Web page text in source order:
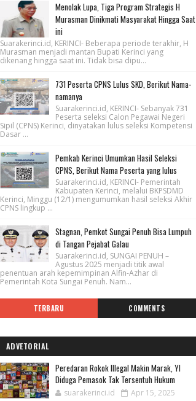
Menolak Lupa, Tiga Program Strategis H
Murasman Dinikmati Masyarakat Hingga Saat
ini
Suarakerinci.id, KERINCI- Beberapa periode terakhir, H
Murasman menjadi mantan Bupati Kerinci yang
dikenang hingga saat ini. Tidak bisa dipu...
731 Peserta CPNS Lulus SKD, Berikut Nama-
namanya
Suarakerinci.id, KERINCI- Sebanyak 731
Peserta seleksi Calon Pegawai Negeri
Sipil (CPNS) Kerinci, dinyatakan lulus seleksi Kompetensi
Dasar ...
Pemkab Kerinci Umumkan Hasil Seleksi
CPNS, Berikut Nama Peserta yang lulus
Suarakerinci.id, KERINCI- Pemerintah
Kabupaten Kerinci, melalui BKPSDMD
Kerinci, Minggu (12/1) mengumumkan hasil seleksi Akhir
CPNS lingkup ...
Stagnan, Pemkot Sungai Penuh Bisa Lumpuh
di Tangan Pejabat Galau
Suarakerinci.id, SUNGAI PENUH –
Agustus 2025 menjadi titik awal
penentuan arah kepemimpinan Alfin-Azhar di
Pemerintah Kota Sungai Penuh. Nam...
TERBARU COMMENTS
ADVETORIAL
Peredaran Rokok Illegal Makin Marak, YI
Diduga Pemasok Tak Tersentuh Hukum
suarakerinci.id Apr 15, 2025